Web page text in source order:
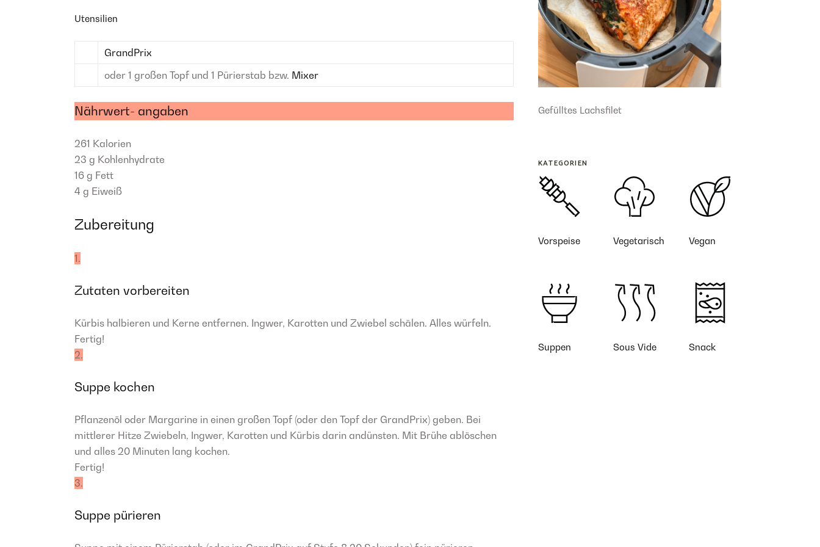
Utensilien
GrandPrix
oder 1 großen Topf und 1 Pürierstab bzw. Mixer
Nährwert- angaben
261 Kalorien
23 g Kohlenhydrate
16 g Fett
4 g Eiweiß
Zubereitung
1.
Zutaten vorbereiten
Kürbis halbieren und Kerne entfernen. Ingwer, Karotten und Zwiebel schälen. Alles würfeln.
Fertig!
2.
Suppe kochen
Pflanzenöl oder Margarine in einen großen Topf (oder den Topf der GrandPrix) geben. Bei
mittlerer Hitze Zwiebeln, Ingwer, Karotten und Kürbis darin andünsten. Mit Brühe ablöschen
und alles 20 Minuten lang kochen.
Fertig!
3.
Suppe pürieren
Gefülltes Lachsfilet
KATEGORIEN
Vorspeise Vegetarisch Vegan
Suppen Sous Vide Snack